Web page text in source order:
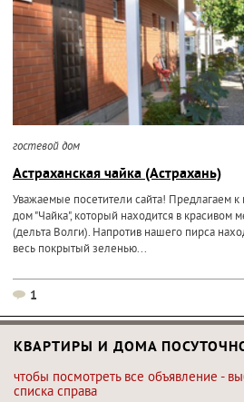
гостевой дом
Астраханская чайка (Астрахань)
Уважаемые посетители сайта! Предлагаем к
дом "Чайка", который находится в красивом
(дельта Волги). Напротив нашего пирса
весь покрытый зеленью...
1
КВАРТИРЫ И ДОМА
чтобы посмотреть все объявление -
списка справа